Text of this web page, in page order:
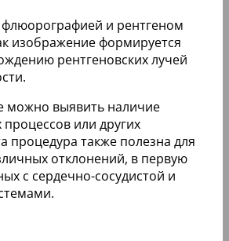
и рентгеном
изображение формируется
рентгеновских лучей
можно выявить наличие
или других
процедура также полезна для
отклонений, в первую
с сердечно-сосудистой и